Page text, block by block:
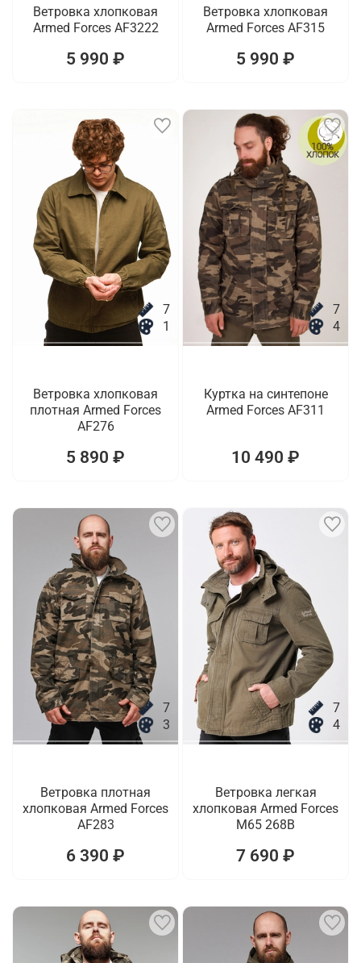
Ветровка хлопковая
Armed Forces AF3222
5 990 ₽
Ветровка хлопковая
Armed Forces AF315
5 990 ₽
7
1
Ветровка хлопковая
плотная Armed Forces
AF276
5 890 ₽
7
4
Куртка на синтепоне
Armed Forces AF311
10 490 ₽
7
3
Ветровка плотная
хлопковая Armed Forces
AF283
6 390 ₽
7
4
Ветровка легкая
хлопковая Armed Forces
M65 268B
7 690 ₽